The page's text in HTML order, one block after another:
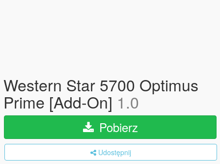
Western Star 5700 Optimus
Prime [Add-On] 1.0
Pobierz
Udostępnij